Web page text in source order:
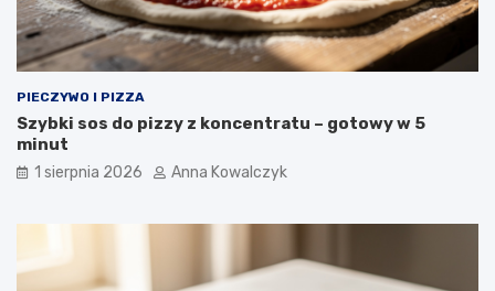
PIECZYWO I PIZZA
Szybki sos do pizzy z koncentratu – gotowy w 5
minut
1 sierpnia 2026 Anna Kowalczyk